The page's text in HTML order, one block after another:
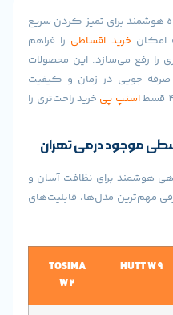
کردن سریع
را فراهم
این محصولات
و کیفیت
خرید راحت‌تری را
تهران
نظافت آسان و
قابلیت‌های
TOSIMA